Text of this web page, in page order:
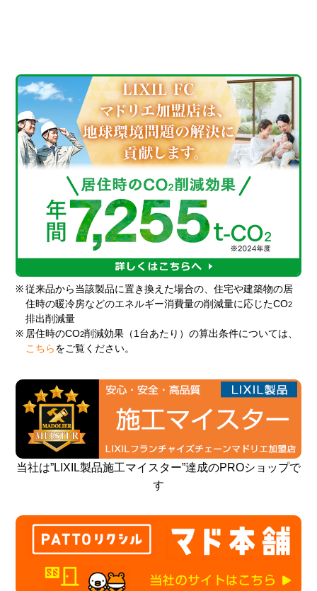
※ 従来品から当該製品に置き換えた場合の、住宅や建築物の居
住時の暖冷房などのエネルギー消費量の削減量に応じたCO2
排出削減量
※ 居住時のCO2削減効果（1台あたり）の算出条件については、
こちら をご覧ください。
当社は”LIXIL製品施工マイスター”達成のPROショップで
す